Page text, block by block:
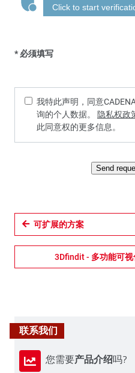
Click to start
* 必须填写
我特此声明，同意
询的个人数据。 隐私权政
此同意权的更多信息。
Send
可扩展的方案
联系我们
您需要产品介绍吗?